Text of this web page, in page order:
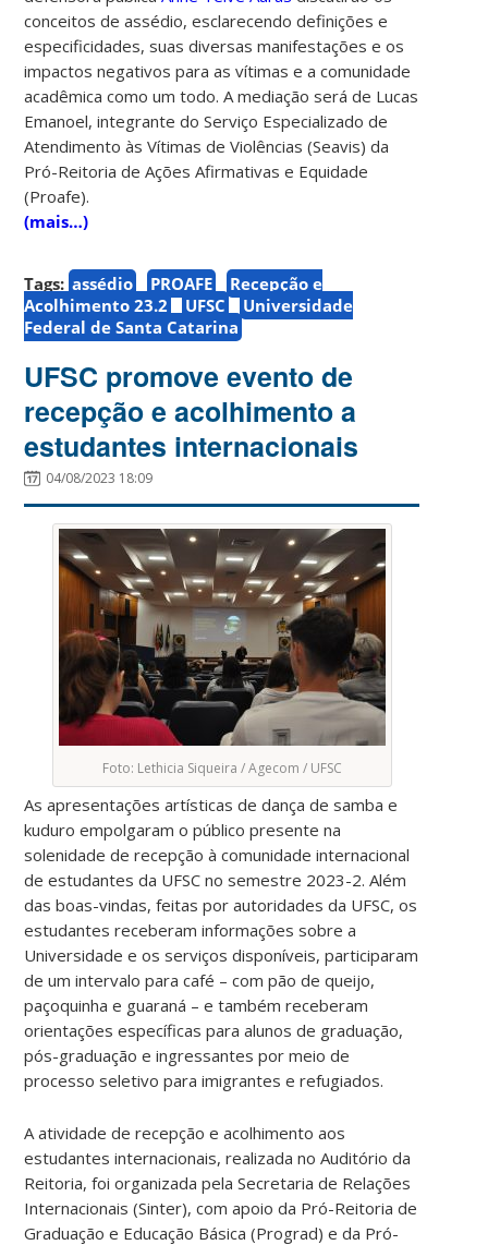
conceitos de assédio, esclarecendo definições e
especificidades, suas diversas manifestações e os
impactos negativos para as vítimas e a comunidade
acadêmica como um todo. A mediação será de Lucas
Emanoel, integrante do Serviço Especializado de
Atendimento às Vítimas de Violências (Seavis) da
Pró-Reitoria de Ações Afirmativas e Equidade
(Proafe).
(mais…)
Tags: assédio PROAFE
Recepção e
Acolhimento 23.2
UFSC
Universidade
Federal de Santa Catarina
UFSC promove evento de
recepção e acolhimento a
estudantes internacionais
04/08/2023 18:09
Foto: Lethicia Siqueira / Agecom / UFSC
As apresentações artísticas de dança de samba e
kuduro empolgaram o público presente na
solenidade de recepção à comunidade internacional
de estudantes da UFSC no semestre 2023-2. Além
das boas-vindas, feitas por autoridades da UFSC, os
estudantes receberam informações sobre a
Universidade e os serviços disponíveis, participaram
de um intervalo para café – com pão de queijo,
paçoquinha e guaraná – e também receberam
orientações específicas para alunos de graduação,
pós-graduação e ingressantes por meio de
processo seletivo para imigrantes e refugiados.
A atividade de recepção e acolhimento aos
estudantes internacionais, realizada no Auditório da
Reitoria, foi organizada pela Secretaria de Relações
Internacionais (Sinter), com apoio da Pró-Reitoria de
Graduação e Educação Básica (Prograd) e da Pró-